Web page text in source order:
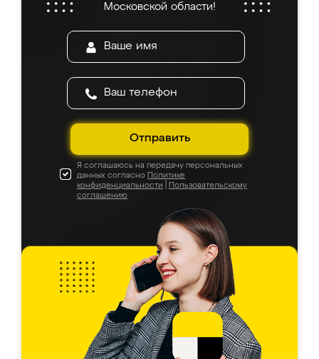
Московской области!
Отправить
Я соглашаюсь на передачу персональных
данных согласно Политике
конфиденциальности
Пользовательскому
соглашению